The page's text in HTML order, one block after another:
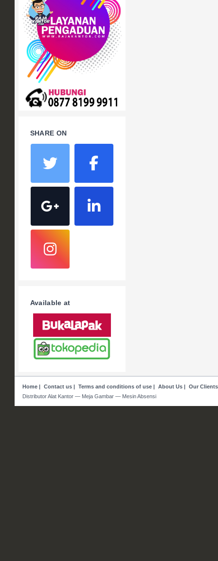
Promo
+ Rak Serbaguna
+ Ranjang Besi
+ Sofa Kantor
+ Springbed
White Board / Papan Tulis
SHARE ON
Available at
Home| Contact us| Terms and conditions of use| About Us| Our Clients
Distributor Alat Kantor — Meja Gambar — Mesin Absensi